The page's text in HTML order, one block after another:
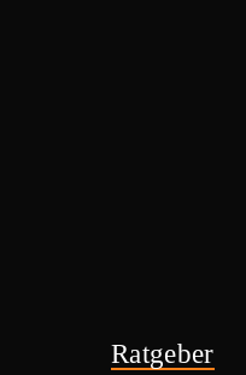
Ratgeber